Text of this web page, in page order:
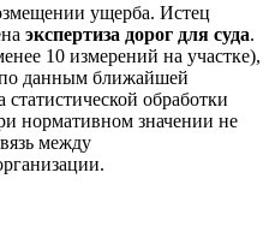
ущерба. Истец
экспертиза дорог для суда.
10 измерений на участке),
по данным ближайшей
обработки
нормативном значении не
между